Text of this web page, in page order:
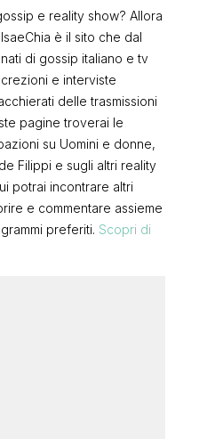
e reality show? Allora
è il sito che dal
di gossip italiano e tv
e interviste
delle trasmissioni
pagine troverai le
su Uomini e donne,
Filippi e sugli altri reality
potrai incontrare altri
e commentare assieme
preferiti. Scopri di